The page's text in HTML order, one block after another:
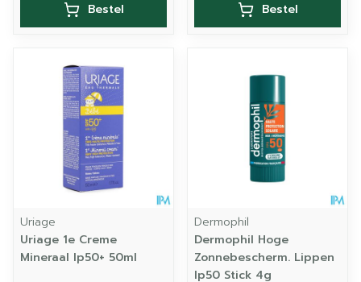
Bestel Bestel
Uriage
Uriage 1e Creme
Mineraal Ip50+ 50ml
Dermophil
Dermophil Hoge
Zonnebescherm. Lippen
Ip50 Stick 4g